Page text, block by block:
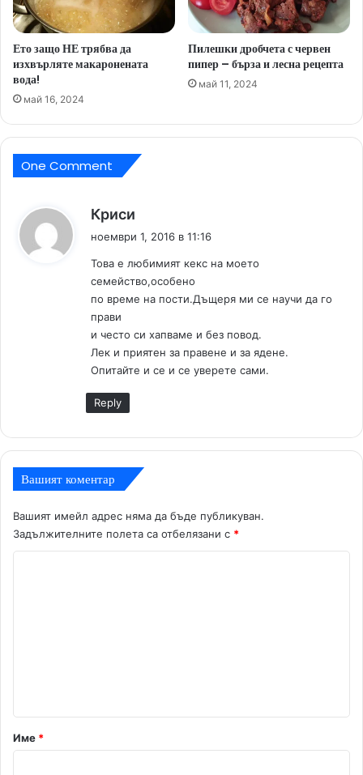
Ето защо НЕ трябва да
изхвърляте макаронената
вода!
май 16, 2024
Пилешки дробчета с червен
пипер – бърза и лесна рецепта
май 11, 2024
One Comment
Криси
а
:
ноември 1, 2016 в 11:16
Това е любимият кекс на моето
семейство,особено
по време на пости.Дъщеря ми се научи да го
прави
и често си хапваме и без повод.
Лек и приятен за правене и за ядене.
Опитайте и се и се уверете сами.
Reply
Вашият коментар
Вашият имейл адрес няма да бъде публикуван.
Задължителните полета са отбелязани с *
р
Име *